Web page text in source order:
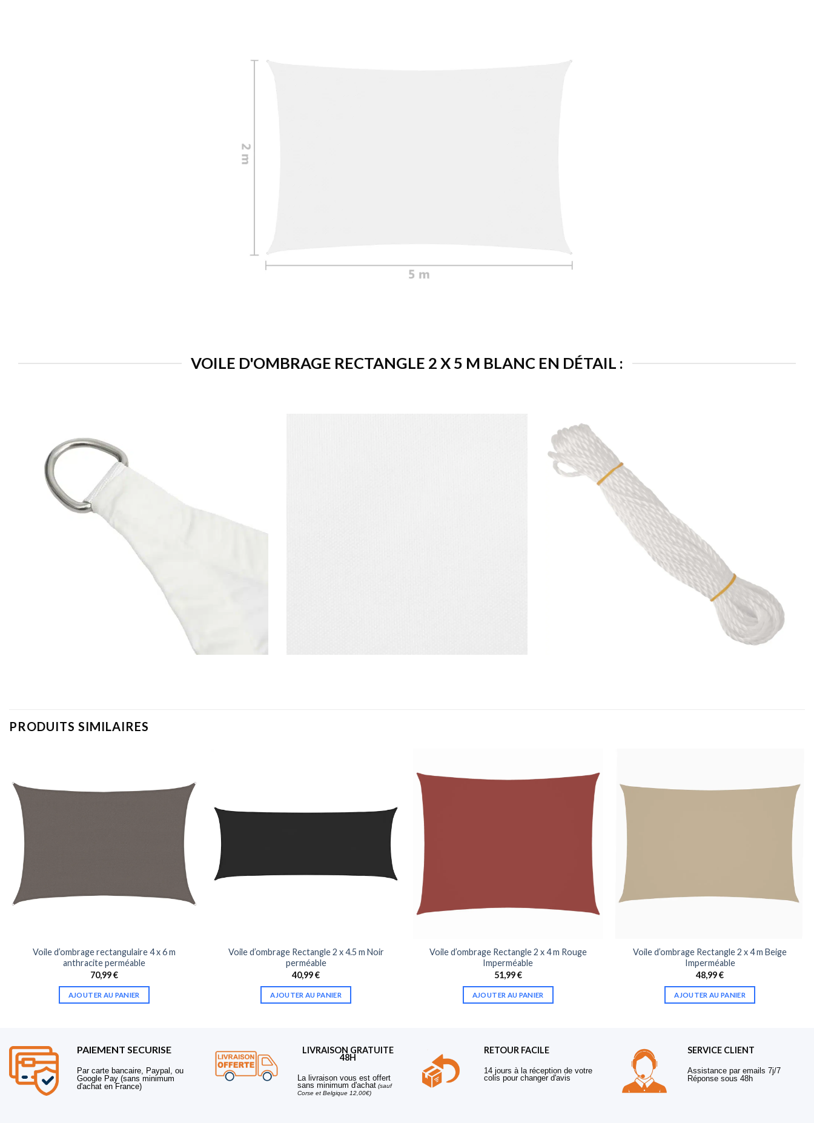
VOILE D'OMBRAGE RECTANGLE 2 X 5 M BLANC EN DÉTAIL :
PRODUITS SIMILAIRES
Voile d’ombrage rectangulaire 4 x 6 m
anthracite perméable
70,99€
AJOUTER AU PANIER
Voile d’ombrage Rectangle 2 x 4.5 m Noir
perméable
40,99€
AJOUTER AU PANIER
Voile d’ombrage Rectangle 2 x 4 m Rouge
Imperméable
51,99€
AJOUTER AU PANIER
Voile d’ombrage Rectangle 2 x 4 m Beige
Imperméable
48,99€
AJOUTER AU PANIER
PAIEMENT SECURISE
Par carte bancaire, Paypal, ou
Google Pay (sans minimum
d'achat en France)
LIVRAISON GRATUITE
48H
La livraison vous est offert
sans minimum d'achat (sauf
Corse et Belgique 12,00€)
RETOUR FACILE
14 jours à la réception de votre
colis pour changer d'avis
SERVICE CLIENT
Assistance par emails 7j/7
Réponse sous 48h